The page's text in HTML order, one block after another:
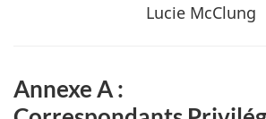
Lucie McClung
Annexe A :